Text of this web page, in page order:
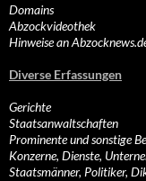
Domains
Abzockvideothek
Hinweise an
Diverse Erfassungen
Gerichte
Staatsanwaltschaften
Prominente und sonstige
Konzerne, Dienste,
Staatsmänner, Politiker,